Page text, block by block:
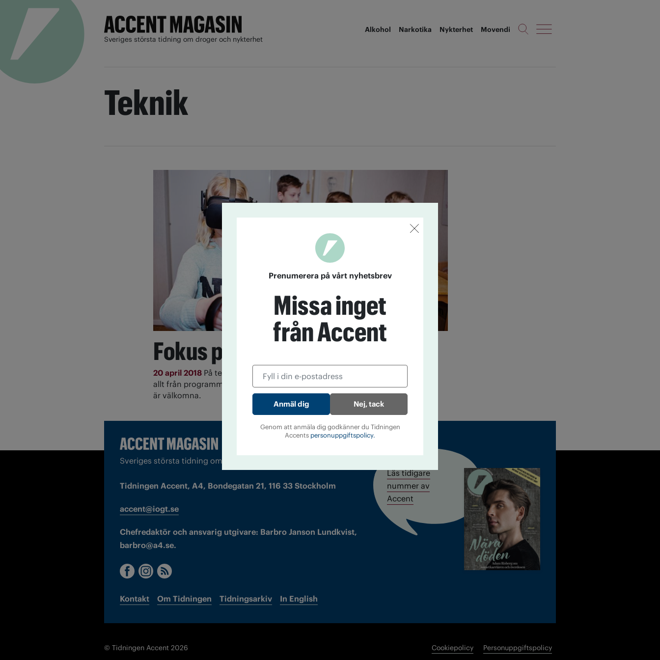
Sveriges största tidning om droger och nykterhet
Alkohol Narkotika Nykterhet Movendi
Teknik
Fokus på teknik i Bjursås
20 april 2018 På teknikklubben i Bjursås vässas deltagarnas kunskaper i
allt från programmering till lödning. Både nybörjare och kodningsproffs
är välkomna.
Sveriges största tidning om droger och nykterhet
Tidningen Accent, A4, Bondegatan 21, 116 33 Stockholm
accent@iogt.se
Chefredaktör och ansvarig utgivare: Barbro Janson Lundkvist,
barbro@a4.se.
Kontakt Om Tidningen Tidningsarkiv In English
Läs tidigare
nummer av
Accent
© Tidningen Accent 2026 Cookiepolicy Personuppgiftspolicy
Prenumerera på vårt nyhetsbrev
Missa inget
från Accent
Nej, tack
Genom att anmäla dig godkänner du Tidningen
Accents personuppgiftspolicy.